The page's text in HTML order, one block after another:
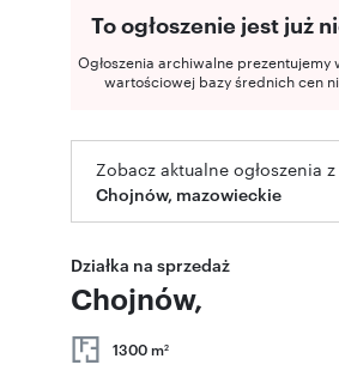
To ogłoszenie jest już
Ogłoszenia archiwalne prezentujemy
wartościowej bazy średnich cen
Zobacz aktualne ogłoszenia
Chojnów, mazowieckie
Działka na sprzedaż
Chojnów,
1300 m2